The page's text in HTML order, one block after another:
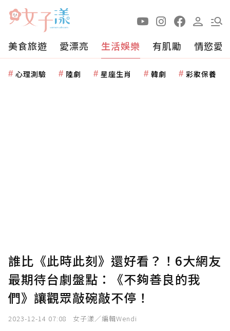
美食旅遊 愛漂亮 生活娛樂 有肌勵 情慾愛
心理測驗 陸劇 星座生肖 韓劇 彩妝保養
誰比《此時此刻》還好看？！6大網友
最期待台劇盤點：《不夠善良的我
們》讓觀眾敲碗敲不停！
2023-12-14 07:08 女子漾／編輯Wendi